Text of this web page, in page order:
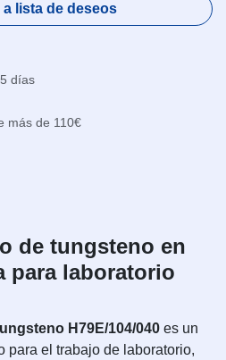
lista de deseos
días
más de 110€
de tungsteno en
para laboratorio
H79E/104/040 es un
para el trabajo de laboratorio,